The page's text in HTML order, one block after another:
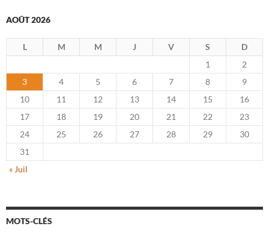
AOÛT 2026
L M M J V S
D
1
2
3
4 5 6 7 8
9
10
11 12 13 14 15
16
17
18 19 20 21 22
23
24
25 26 27 28 29
30
31
« Juil
MOTS-CLÉS